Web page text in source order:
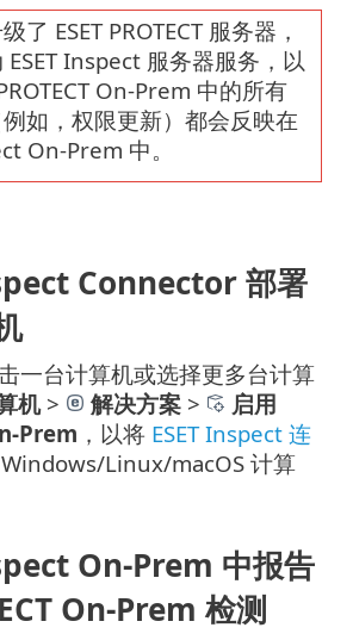
了 ESET PROTECT 服务器，
Inspect 服务器服务，以
On-Prem 中的所有
如，权限更新）都会反映在
On-Prem 中。
Connector 部署
一台计算机或选择更多台计算
机> 解决方案 >
启用
Prem ，以将 ESET Inspect 连
Linux/macOS 计算
On-Prem 中报告
On-Prem 检测